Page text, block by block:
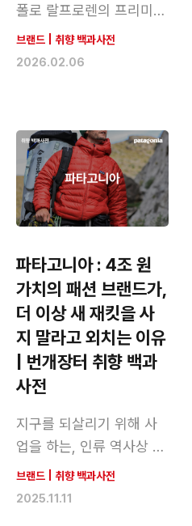
폴로 랄프로렌의 프리미엄
라인
브랜드
취향 백과사전
2026.02.06
파타고니아 : 4조 원
가치의 패션 브랜드가,
더 이상 새 재킷을 사
지 말라고 외치는 이유
| 번개장터 취향 백과
사전
지구를 되살리기 위해 사
업을 하는, 인류 역사상 유
례없는 기업
브랜드
취향 백과사전
2025.11.11